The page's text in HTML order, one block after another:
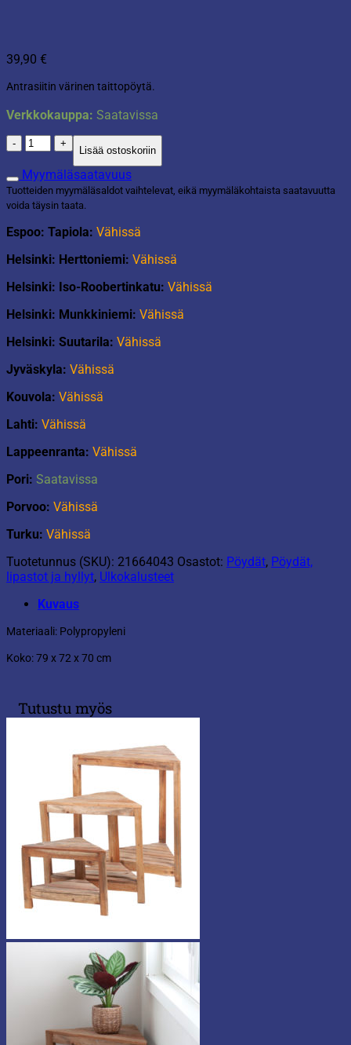
39,90 €
Antrasiitin värinen taittopöytä.
Verkkokauppa: Saatavissa
Taittopöytä
Tevere
antrasiitti
määrä
Lisää ostoskoriin
Myymäläsaatavuus
Tuotteiden myymäläsaldot vaihtelevat, eikä myymäläkohtaista saatavuutta
voida täysin taata.
Espoo: Tapiola: Vähissä
Helsinki: Herttoniemi: Vähissä
Helsinki: Iso-Roobertinkatu: Vähissä
Helsinki: Munkkiniemi: Vähissä
Helsinki: Suutarila: Vähissä
Jyväskyla: Vähissä
Kouvola: Vähissä
Lahti: Vähissä
Lappeenranta: Vähissä
Pori: Saatavissa
Porvoo: Vähissä
Turku: Vähissä
Tuotetunnus (SKU): 21664043 Osastot: Pöydät, Pöydät,
lipastot ja hyllyt, Ulkokalusteet
Kuvaus
Materiaali: Polypropyleni
Koko: 79 x 72 x 70 cm
Tutustu myös